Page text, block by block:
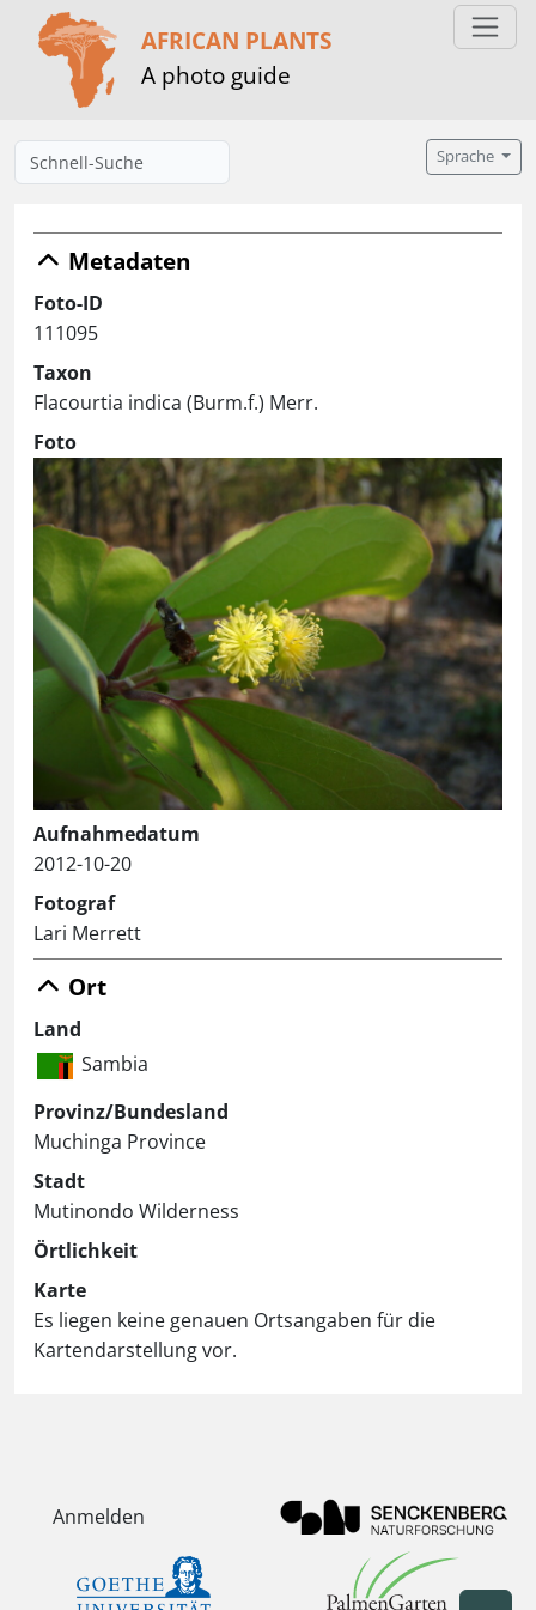
AFRICAN PLANTS
A photo guide
Sprache
Metadaten
Foto-ID
111095
Taxon
Flacourtia indica (Burm.f.) Merr.
Foto
Aufnahmedatum
2012-10-20
Fotograf
Lari Merrett
Ort
Land
Sambia
Provinz/Bundesland
Muchinga Province
Stadt
Mutinondo Wilderness
Örtlichkeit
Karte
Es liegen keine genauen Ortsangaben für die
Kartendarstellung vor.
Anmelden